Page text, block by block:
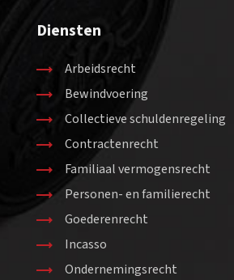
Diensten
Arbeidsrecht
Bewindvoering
Collectieve schuldenregeling
Contractenrecht
Familiaal vermogensrecht
Personen- en familierecht
Goederenrecht
Incasso
Ondernemingsrecht